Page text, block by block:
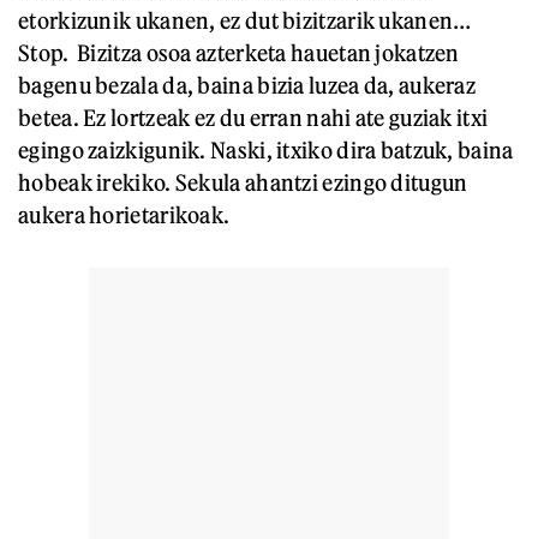
etorkizunik ukanen, ez dut bizitzarik ukanen…
Stop. Bizitza osoa azterketa hauetan jokatzen
bagenu bezala da, baina bizia luzea da, aukeraz
betea. Ez lortzeak ez du erran nahi ate guziak itxi
egingo zaizkigunik. Naski, itxiko dira batzuk, baina
hobeak irekiko. Sekula ahantzi ezingo ditugun
aukera horietarikoak.